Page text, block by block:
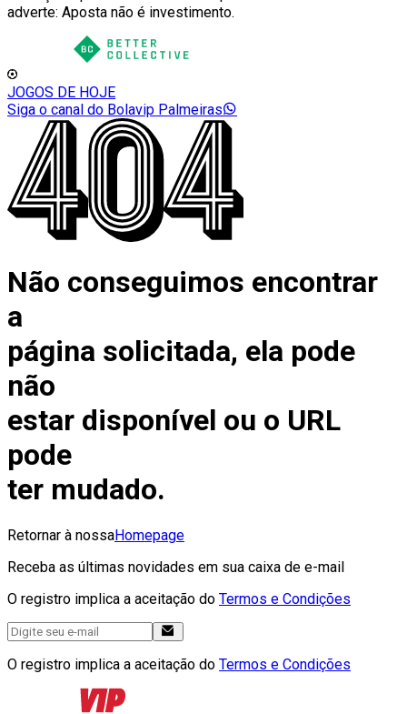
adverte: Aposta não é investimento.
JOGOS DE HOJE
Siga o canal do Bolavip Palmeiras
Não conseguimos encontrar
a
página solicitada, ela pode
não
estar disponível ou o URL
pode
ter mudado.
Retornar à nossaHomepage
Receba as últimas novidades em sua caixa de e-mail
O registro implica a aceitação do Termos e Condições
O registro implica a aceitação do Termos e Condições